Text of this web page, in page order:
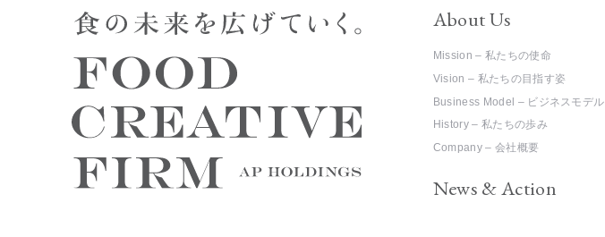
About Us
Mission – 私たちの使命
Vision – 私たちの目指す姿
Business Model – ビジネスモデル
History – 私たちの歩み
Company – 会社概要
News & Action